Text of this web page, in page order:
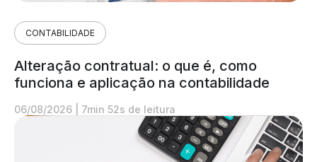
CONTABILIDADE
Alteração contratual: o que é, como
funciona e aplicação na contabilidade
06/08/2026 7min 52s de leitura